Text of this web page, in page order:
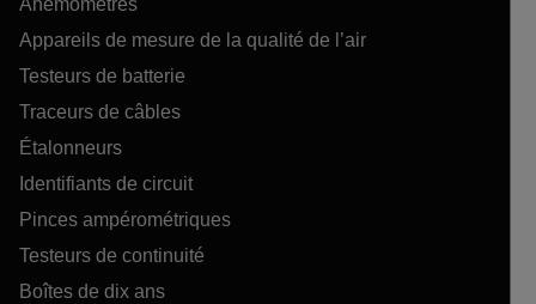
Anémomètres
Appareils de mesure de la qualité de l’air
Testeurs de batterie
Traceurs de câbles
Étalonneurs
Identifiants de circuit
Pinces ampérométriques
Testeurs de continuité
Boîtes de dix ans